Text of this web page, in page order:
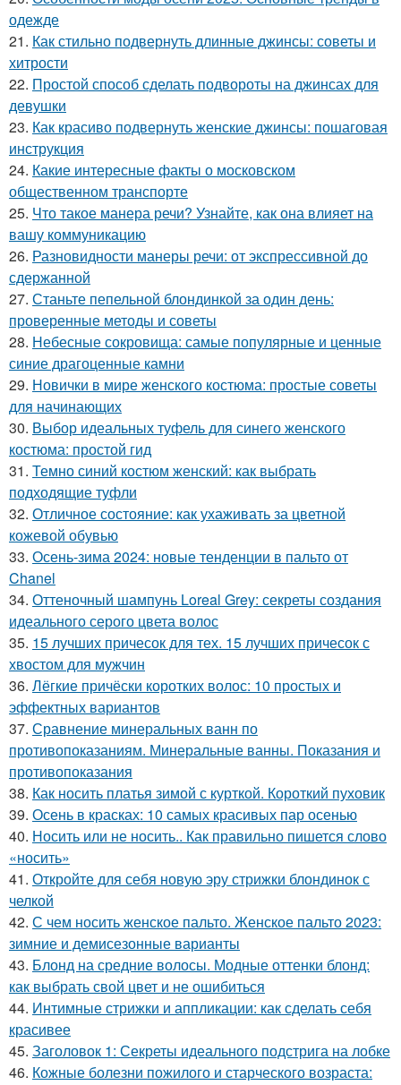
одежде
21. Как стильно подвернуть длинные джинсы: советы и
хитрости
22. Простой способ сделать подвороты на джинсах для
девушки
23. Как красиво подвернуть женские джинсы: пошаговая
инструкция
24. Какие интересные факты о московском
общественном транспорте
25. Что такое манера речи? Узнайте, как она влияет на
вашу коммуникацию
26. Разновидности манеры речи: от экспрессивной до
сдержанной
27. Станьте пепельной блондинкой за один день:
проверенные методы и советы
28. Небесные сокровища: самые популярные и ценные
синие драгоценные камни
29. Новички в мире женского костюма: простые советы
для начинающих
30. Выбор идеальных туфель для синего женского
костюма: простой гид
31. Темно синий костюм женский: как выбрать
подходящие туфли
32. Отличное состояние: как ухаживать за цветной
кожевой обувью
33. Осень-зима 2024: новые тенденции в пальто от
Chanel
34. Оттеночный шампунь Loreal Grey: секреты создания
идеального серого цвета волос
35. 15 лучших причесок для тех. 15 лучших причесок с
хвостом для мужчин
36. Лёгкие причёски коротких волос: 10 простых и
эффектных вариантов
37. Сравнение минеральных ванн по
противопоказаниям. Минеральные ванны. Показания и
противопоказания
38. Как носить платья зимой с курткой. Короткий пуховик
39. Осень в красках: 10 самых красивых пар осенью
40. Носить или не носить.. Как правильно пишется слово
«носить»
41. Откройте для себя новую эру стрижки блондинок с
челкой
42. С чем носить женское пальто. Женское пальто 2023:
зимние и демисезонные варианты
43. Блонд на средние волосы. Модные оттенки блонд:
как выбрать свой цвет и не ошибиться
44. Интимные стрижки и аппликации: как сделать себя
красивее
45. Заголовок 1: Секреты идеального подстрига на лобке
46. Кожные болезни пожилого и старческого возраста: